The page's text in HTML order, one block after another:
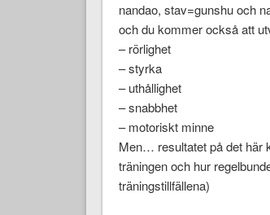
nandao, stav=gunshu och
och du kommer också att
– rörlighet
– styrka
– uthållighet
– snabbhet
– motoriskt minne
Men… resultatet på det här
träningen och hur
träningstillfällena)